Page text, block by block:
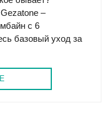
–
с 6
базовый уход за